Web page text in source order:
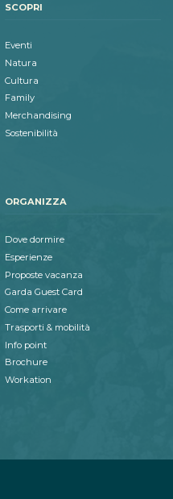
SCOPRI
Eventi
Natura
Cultura
Family
Merchandising
Sostenibilità
ORGANIZZA
Dove dormire
Esperienze
Proposte vacanza
Garda Guest Card
Come arrivare
Trasporti & mobilità
Info point
Brochure
Workation